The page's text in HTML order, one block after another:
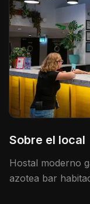
Sobre el local
Hostal moderno
azotea bar